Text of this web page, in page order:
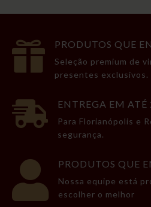
 PRODUTOS QUE
Seleção premium de
presentes exclusivos.
 ENTREGA EM ATÉ
Para Florianópolis e
segurança.
 PRODUTOS QUE
Nossa equipe está
escolher o melhor